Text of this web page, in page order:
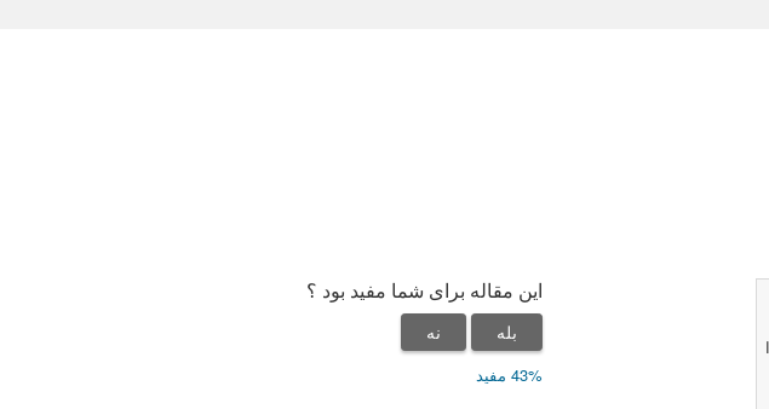
این مقاله برای شما مفید بود ؟
بله نه
43% مفید